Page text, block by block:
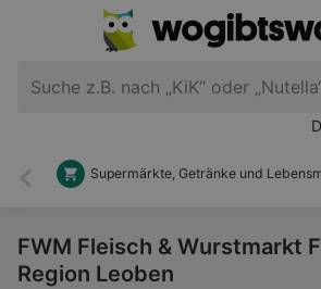
Zurück
Supermärkte, Getränke und
FWM Fleisch & Wurstmarkt
Region Leoben